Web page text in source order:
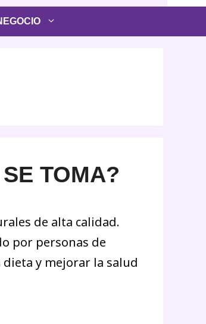
TOMA?
de alta calidad.
por personas de
y mejorar la salud